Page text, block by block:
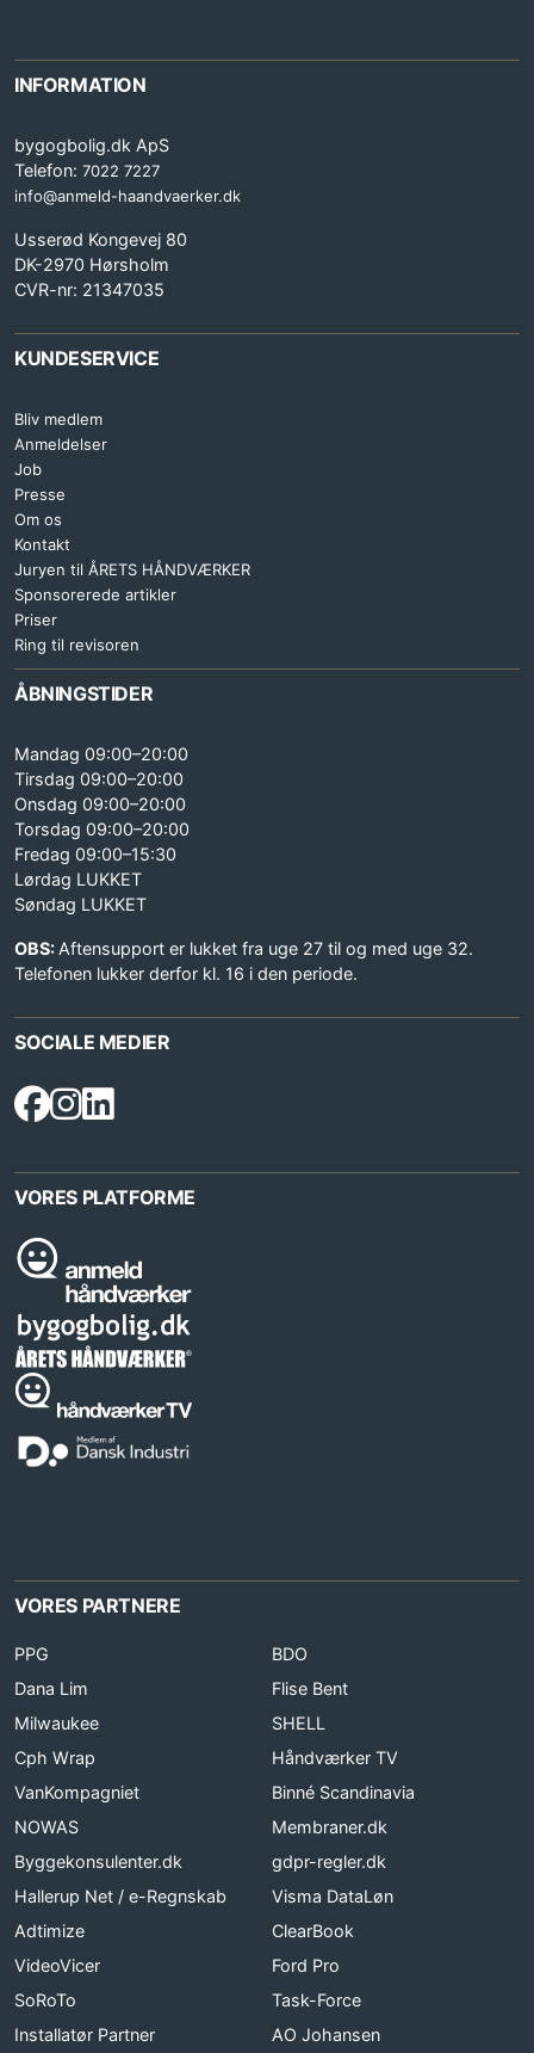
INFORMATION
bygogbolig.dk ApS
Telefon: 7022 7227
info@anmeld-haandvaerker.dk
Usserød Kongevej 80
DK-2970 Hørsholm
CVR-nr: 21347035
KUNDESERVICE
Bliv medlem
Anmeldelser
Job
Presse
Om os
Kontakt
Juryen til ÅRETS HÅNDVÆRKER
Sponsorerede artikler
Priser
Ring til revisoren
ÅBNINGSTIDER
Mandag 09:00–20:00
Tirsdag 09:00–20:00
Onsdag 09:00–20:00
Torsdag 09:00–20:00
Fredag 09:00–15:30
Lørdag LUKKET
Søndag LUKKET
OBS: Aftensupport er lukket fra uge 27 til og med uge 32.
Telefonen lukker derfor kl. 16 i den periode.
SOCIALE MEDIER
VORES PLATFORME
VORES PARTNERE
PPG
BDO
Dana Lim
Flise Bent
Milwaukee
SHELL
Cph Wrap
Håndværker TV
VanKompagniet
Binné Scandinavia
NOWAS
Membraner.dk
Byggekonsulenter.dk
gdpr-regler.dk
Hallerup Net / e-Regnskab
Visma DataLøn
Adtimize
ClearBook
VideoVicer
Ford Pro
SoRoTo
Task-Force
Installatør Partner
AO Johansen